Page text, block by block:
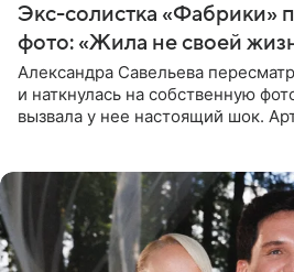
Экс-солистка «Фабрики»
фото: «Жила не своей
Александра Савельева
и наткнулась на собственную
вызвала у нее настоящий шок.